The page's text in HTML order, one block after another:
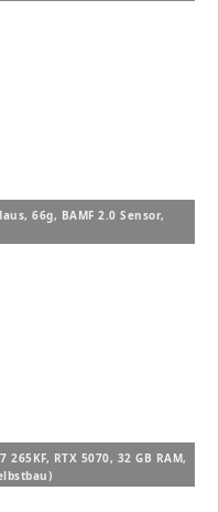
66g, BAMF 2.0 Sensor,
RTX 5070, 32 GB RAM,